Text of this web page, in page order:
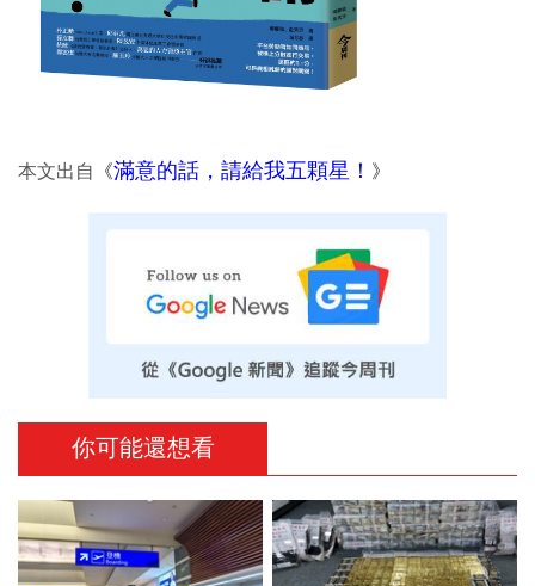
本文出自 《滿意的話，請給我五顆星！ 》
你可能還想看